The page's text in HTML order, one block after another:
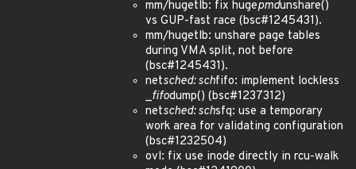
mm/hugetlb: fix hugepmdunshare()
vs GUP-fast race (bsc#1245431).
mm/hugetlb: unshare page tables
during VMA split, not before
(bsc#1245431).
netsched: schfifo: implement lockless
_fifodump() (bsc#1237312)
netsched: schsfq: use a temporary
work area for validating configuration
(bsc#1232504)
ovl: fix use inode directly in rcu-walk